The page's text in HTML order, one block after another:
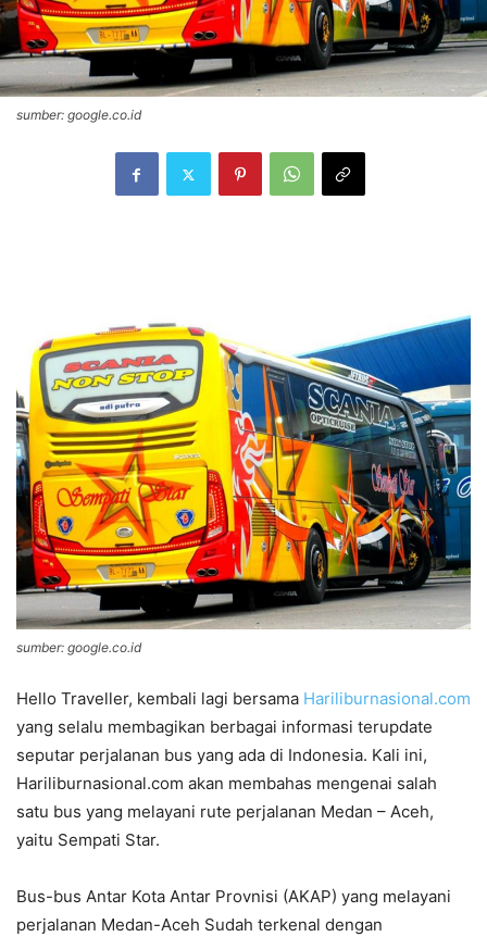
sumber: google.co.id
sumber: google.co.id
Hello Traveller, kembali lagi bersama Hariliburnasional.com
yang selalu membagikan berbagai informasi terupdate
seputar perjalanan bus yang ada di Indonesia. Kali ini,
Hariliburnasional.com akan membahas mengenai salah
satu bus yang melayani rute perjalanan Medan – Aceh,
yaitu Sempati Star.
Bus-bus Antar Kota Antar Provnisi (AKAP) yang melayani
perjalanan Medan-Aceh Sudah terkenal dengan